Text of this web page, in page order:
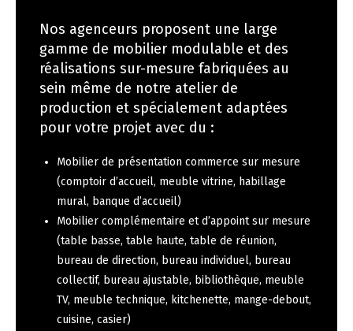
Nos agenceurs proposent une large
gamme de mobilier modulable et des
réalisations sur-mesure fabriquées au
sein même de notre atelier de
production et spécialement adaptées
pour votre projet avec du :
Mobilier de présentation commerce sur mesure
(comptoir d’accueil, meuble vitrine, habillage
mural, banque d’accueil)
Mobilier complémentaire et d’appoint sur mesure
(table basse, table haute, table de réunion,
bureau de direction, bureau individuel, bureau
collectif, bureau ajustable, bibliothèque, meuble
TV, meuble technique, kitchenette, mange-debout,
cuisine, casier)